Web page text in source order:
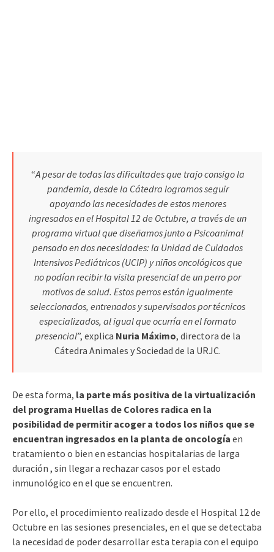
“A pesar de todas las dificultades que trajo consigo la
pandemia, desde la Cátedra logramos seguir
apoyando las necesidades de estos menores
ingresados en el Hospital 12 de Octubre, a través de un
programa virtual que diseñamos junto a Psicoanimal
pensado en dos necesidades: la Unidad de Cuidados
Intensivos Pediátricos (UCIP) y niños oncológicos que
no podían recibir la visita presencial de un perro por
motivos de salud. Estos perros están igualmente
seleccionados, entrenados y supervisados por técnicos
especializados, al igual que ocurría en el formato
presencial”, explica Nuria Máximo, directora de la
Cátedra Animales y Sociedad de la URJC.
De esta forma, la parte más positiva de la virtualización
del programa Huellas de Colores radica en la
posibilidad de permitir acoger a todos los niños que se
encuentran ingresados en la planta de oncología en
tratamiento o bien en estancias hospitalarias de larga
duración , sin llegar a rechazar casos por el estado
inmunológico en el que se encuentren.
Por ello, el procedimiento realizado desde el Hospital 12 de
Octubre en las sesiones presenciales, en el que se detectaba
la necesidad de poder desarrollar esta terapia con el equipo